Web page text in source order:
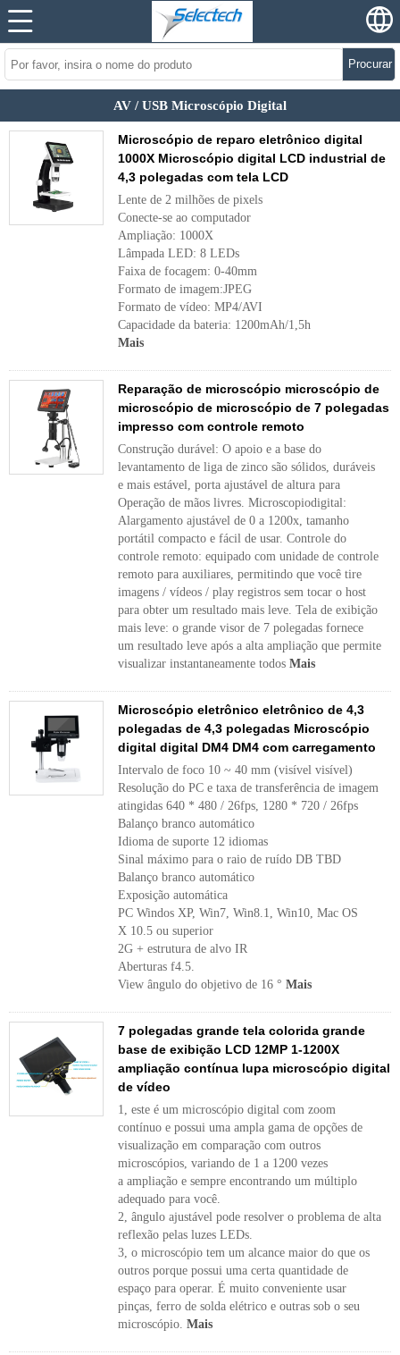
Procurar
AV / USB Microscópio Digital
Microscópio de reparo eletrônico digital
1000X Microscópio digital LCD industrial de
4,3 polegadas com tela LCD
Lente de 2 milhões de pixels
Conecte-se ao computador
Ampliação: 1000X
Lâmpada LED: 8 LEDs
Faixa de focagem: 0-40mm
Formato de imagem:JPEG
Formato de vídeo: MP4/AVI
Capacidade da bateria: 1200mAh/1,5h
Mais
Reparação de microscópio microscópio de
microscópio de microscópio de 7 polegadas
impresso com controle remoto
Construção durável: O apoio e a base do
levantamento de liga de zinco são sólidos, duráveis ​​
e mais estável, porta ajustável de altura para
Operação de mãos livres. Microscopiodigital:
Alargamento ajustável de 0 a 1200x, tamanho
portátil compacto e fácil de usar. Controle do
controle remoto: equipado com unidade de controle
remoto para auxiliares, permitindo que você tire
imagens / vídeos / play registros sem tocar o host
para obter um resultado mais leve. Tela de exibição
mais leve: o grande visor de 7 polegadas fornece
um resultado leve após a alta ampliação que permite
visualizar instantaneamente todos Mais
Microscópio eletrônico eletrônico de 4,3
polegadas de 4,3 polegadas Microscópio
digital digital DM4 DM4 com carregamento
Intervalo de foco 10 ~ 40 mm (visível visível)
Resolução do PC e taxa de transferência de imagem
atingidas 640 * 480 / 26fps, 1280 * 720 / 26fps
Balanço branco automático
Idioma de suporte 12 idiomas
Sinal máximo para o raio de ruído DB TBD
Balanço branco automático
Exposição automática
PC Windos XP, Win7, Win8.1, Win10, Mac OS
X 10.5 ou superior
2G + estrutura de alvo IR
Aberturas f4.5.
View ângulo do objetivo de 16 ° Mais
7 polegadas grande tela colorida grande
base de exibição LCD 12MP 1-1200X
ampliação contínua lupa microscópio digital
de vídeo
1, este é um microscópio digital com zoom
contínuo e possui uma ampla gama de opções de
visualização em comparação com outros
microscópios, variando de 1 a 1200 vezes
a ampliação e sempre encontrando um múltiplo
adequado para você.
2, ângulo ajustável pode resolver o problema de alta
reflexão pelas luzes LEDs.
3, o microscópio tem um alcance maior do que os
outros porque possui uma certa quantidade de
espaço para operar. É muito conveniente usar
pinças, ferro de solda elétrico e outras sob o seu
microscópio. Mais